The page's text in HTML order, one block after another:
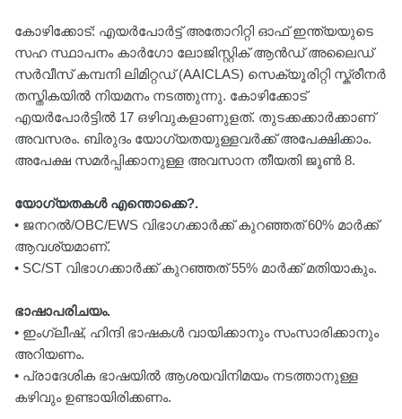
കോഴിക്കോട്: എയർപോർട്ട് അതോറിറ്റി ഓഫ് ഇന്ത്യയുടെ
സഹ സ്ഥാപനം കാർഗോ ലോജിസ്റ്റിക് ആൻഡ് അലൈഡ്
സർവീസ് കമ്പനി ലിമിറ്റഡ് (AAICLAS) സെക്യൂരിറ്റി സ്ക്രീനർ
തസ്തികയിൽ നിയമനം നടത്തുന്നു. കോഴിക്കോട്
എയർപോർട്ടിൽ 17 ഒഴിവുകളാണുളത്. തുടക്കക്കാർക്കാണ്
അവസരം. ബിരുദം യോഗ്യതയുള്ളവർക്ക് അപേക്ഷിക്കാം.
അപേക്ഷ സമർപ്പിക്കാനുള്ള അവസാന തീയതി ജൂൺ 8.
യോഗ്യതകൾ എന്തൊക്കെ?.
• ജനറൽ/OBC/EWS വിഭാഗക്കാർക്ക് കുറഞ്ഞത് 60% മാർക്ക്
ആവശ്യമാണ്.
• SC/ST വിഭാഗക്കാർക്ക് കുറഞ്ഞത് 55% മാർക്ക് മതിയാകും.
ഭാഷാപരിചയം.
• ഇംഗ്ലീഷ്, ഹിന്ദി ഭാഷകൾ വായിക്കാനും സംസാരിക്കാനും
അറിയണം.
• പ്രാദേശിക ഭാഷയിൽ ആശയവിനിമയം നടത്താനുള്ള
കഴിവും ഉണ്ടായിരിക്കണം.